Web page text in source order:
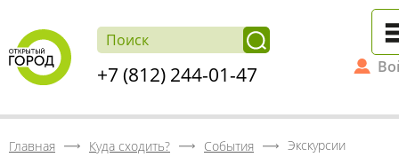
+7 (812) 244-01-47
Главная Куда сходить? События Экскурсии